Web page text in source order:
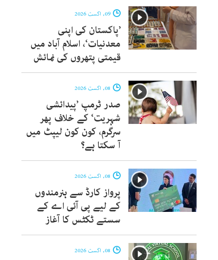
09, اگست 2026
’پاکستان کی اپنی
معدنیات‘، اسلام آباد میں
قیمتی پتھروں کی نمائش
08, اگست 2026
صدر ٹرمپ ’پیدائشی
شہریت‘ کے خلاف پھر
سرگرم، کون کون لیپٹ میں
آ سکتا ہے؟
08, اگست 2026
پرواز کارڈ سے ہنرمندوں
کے لیے پی آئی اے کے
سستے ٹکٹس کا آغاز
08, اگست 2026